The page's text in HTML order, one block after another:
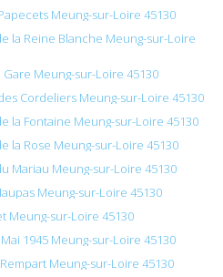
Meung-sur-Loire 45130
la Reine Blanche Meung-sur-Loire
Meung-sur-Loire 45130
Cordeliers Meung-sur-Loire 45130
la Fontaine Meung-sur-Loire 45130
la Rose Meung-sur-Loire 45130
Mariau Meung-sur-Loire 45130
Meung-sur-Loire 45130
Meung-sur-Loire 45130
1945 Meung-sur-Loire 45130
Meung-sur-Loire 45130